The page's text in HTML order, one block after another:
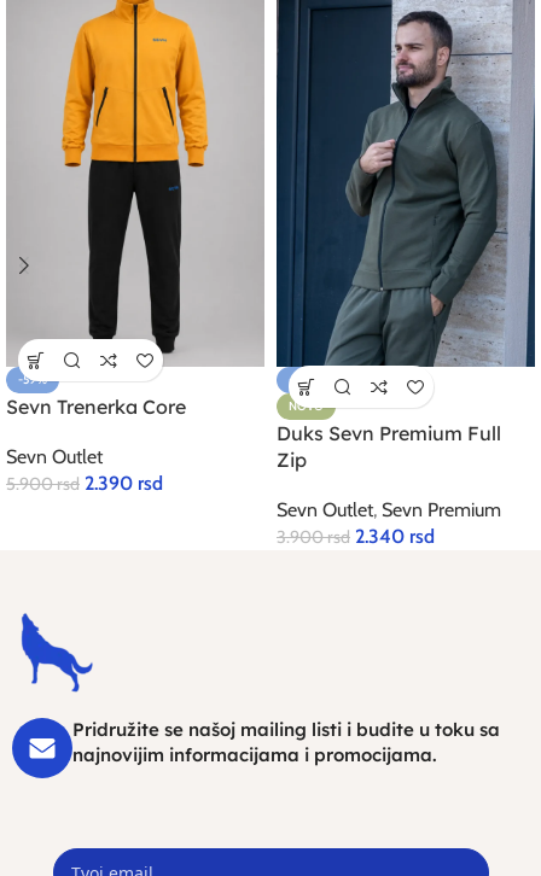
-59%
Sevn Trenerka Core
Sevn Outlet
5.900rsd 2.390 rsd
-40%
NOVO
Duks Sevn Premium Full
Zip
Sevn Outlet, Sevn Premium
3.900rsd 2.340 rsd
Pridružite se našoj mailing listi i budite u toku sa
najnovijim informacijama i promocijama.